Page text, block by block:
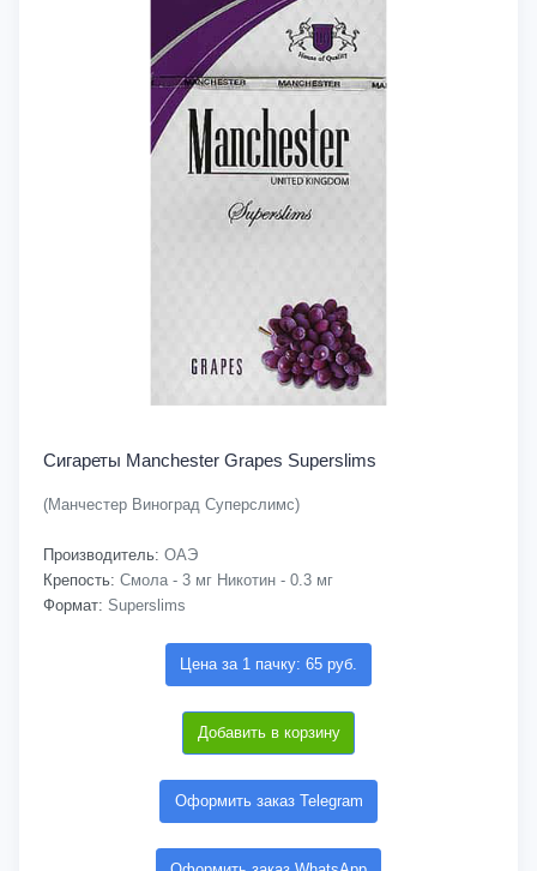
Сигареты Manchester Grapes Superslims
(Манчестер Виноград Суперслимс)
Производитель: ОАЭ
Крепость: Смола - 3 мг Никотин - 0.3 мг
Формат: Superslims
Цена за 1 пачку: 65 руб.
Добавить в корзину
Оформить заказ Telegram